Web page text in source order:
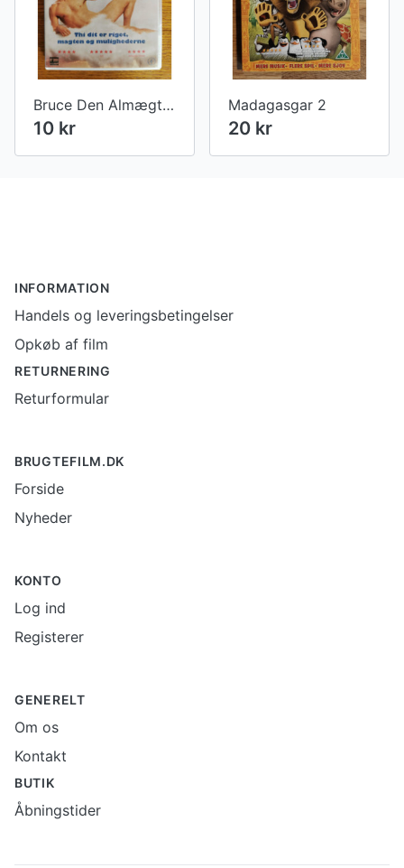
Bruce Den Almægtige
10 kr
Madagasgar 2
20 kr
INFORMATION
Handels og leveringsbetingelser
Opkøb af film
RETURNERING
Returformular
BRUGTEFILM.DK
Forside
Nyheder
KONTO
Log ind
Registerer
GENERELT
Om os
Kontakt
BUTIK
Åbningstider